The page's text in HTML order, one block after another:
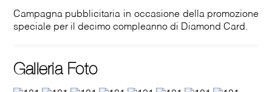
Campagna pubblicitaria in occasione della promozione
speciale per il decimo compleanno di Diamond Card.
Galleria Foto